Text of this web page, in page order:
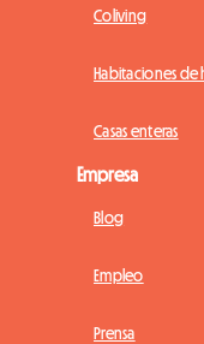
Coliving
Habitaciones de
Casas enteras
Empresa
Blog
Empleo
Prensa